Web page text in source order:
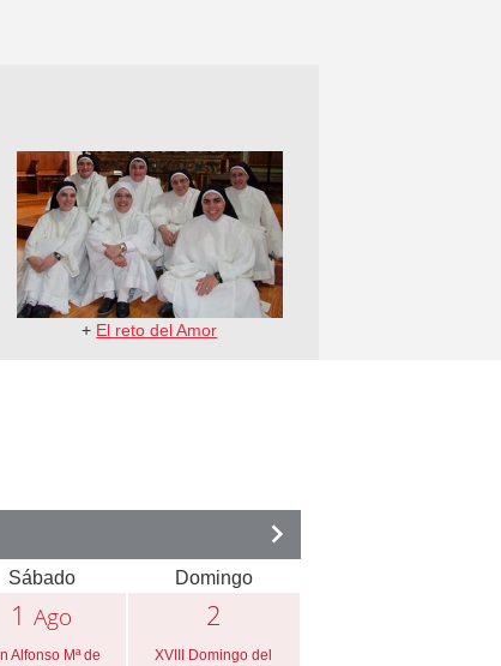
+ El reto del Amor
Sábado Domingo
1 Ago
Alfonso Mª de
2
XVIII Domingo del